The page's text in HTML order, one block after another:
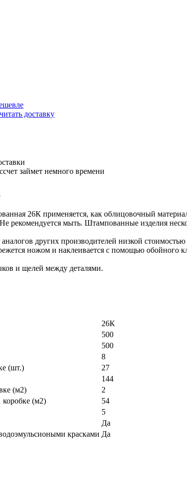
доставку
займет немного времени
26К применяется, как облицовочный
рекомендуется мыть. Штампованные изделия
других производителей низкой
ножом и наклеивается с помощью обойного
и щелей между деталями.
26К
500
500
8
(шт.)
27
144
(м2)
2
(м2)
54
5
Да
красками Да